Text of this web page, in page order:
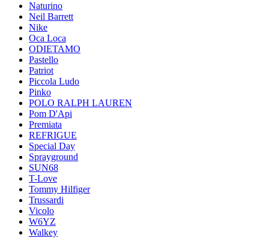
Naturino
Neil Barrett
Nike
Oca Loca
ODIETAMO
Pastello
Patriot
Piccola Ludo
Pinko
POLO RALPH LAUREN
Pom D'Api
Premiata
REFRIGUE
Special Day
Sprayground
SUN68
T-Love
Tommy Hilfiger
Trussardi
Vicolo
W6YZ
Walkey